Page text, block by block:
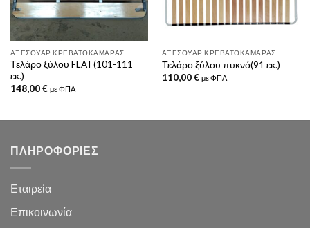
ΑΞΕΣΟΥΆΡ ΚΡΕΒΑΤΟΚΆΜΑΡΑΣ
Τελάρο ξύλου FLAT(101-111
εκ.)
148,00€ με ΦΠΑ
ΑΞΕΣΟΥΆΡ ΚΡΕΒΑΤΟΚΆΜΑΡΑΣ
Τελάρο ξύλου πυκνό(91 εκ.)
110,00€ με ΦΠΑ
ΠΛΗΡΟΦΟΡΙΕΣ
Εταιρεία
Επικοινωνία